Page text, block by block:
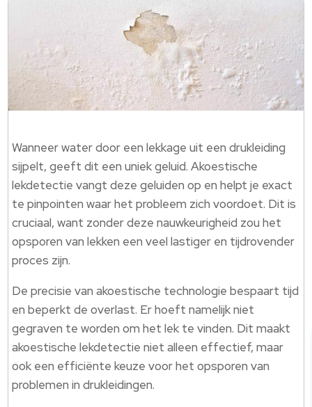
Wanneer water door een lekkage uit een drukleiding
sijpelt, geeft dit een uniek geluid. Akoestische
lekdetectie vangt deze geluiden op en helpt je exact
te pinpointen waar het probleem zich voordoet. Dit is
cruciaal, want zonder deze nauwkeurigheid zou het
opsporen van lekken een veel lastiger en tijdrovender
proces zijn.
De precisie van akoestische technologie bespaart tijd
en beperkt de overlast. Er hoeft namelijk niet
gegraven te worden om het lek te vinden. Dit maakt
akoestische lekdetectie niet alleen effectief, maar
ook een efficiënte keuze voor het opsporen van
problemen in drukleidingen.